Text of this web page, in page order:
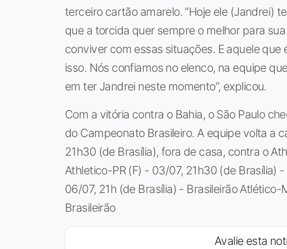
terceiro cartão amarelo. “Hoje ele (Jandrei)
que a torcida quer sempre o melhor para
conviver com essas situações. E aquele
isso. Nós confiamos no elenco, na equipe
em ter Jandrei neste momento”, explicou.
Com a vitória contra o Bahia, o São Paulo
do Campeonato Brasileiro. A equipe volta a
21h30 (de Brasília), fora de casa, contra o
Athletico-PR (F) - 03/07, 21h30 (de Brasília)
06/07, 21h (de Brasília) - Brasileirão Atlético-
Brasileirão
Avalie esta